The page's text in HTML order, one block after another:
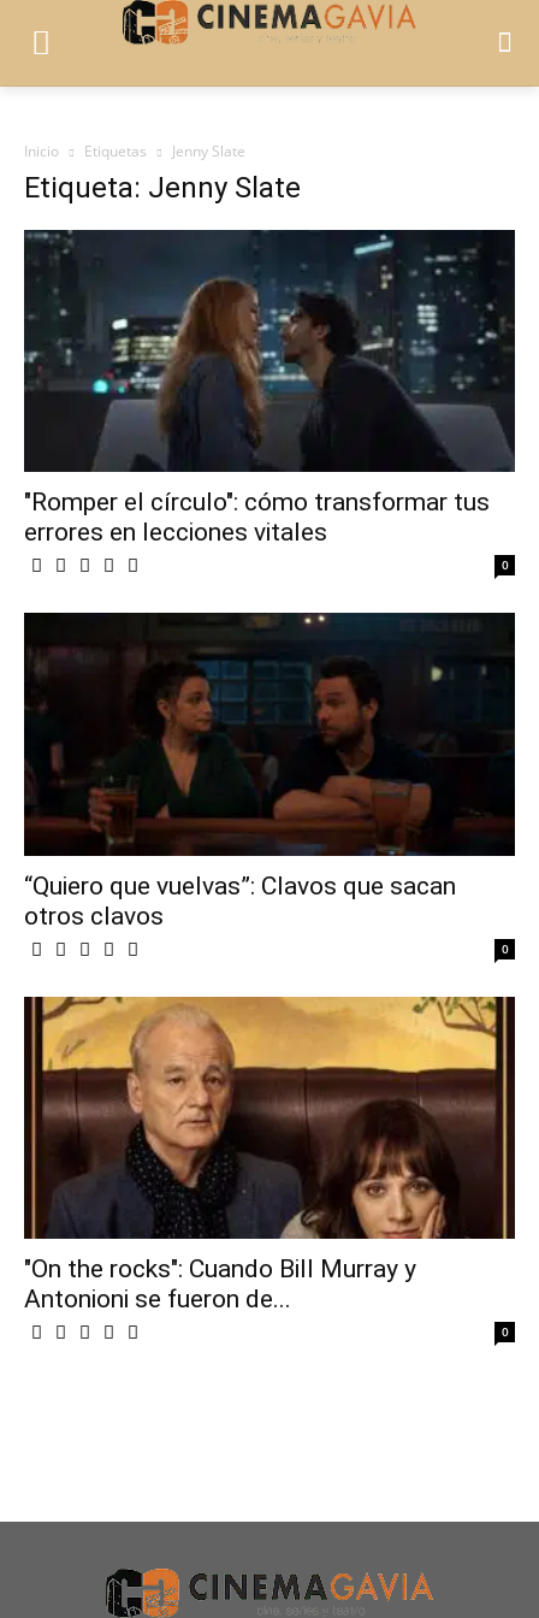
Inicio Etiquetas Jenny Slate
Etiqueta: Jenny Slate
"Romper el círculo": cómo transformar tus
errores en lecciones vitales
0
“Quiero que vuelvas”: Clavos que sacan
otros clavos
0
"On the rocks": Cuando Bill Murray y
Antonioni se fueron de...
0